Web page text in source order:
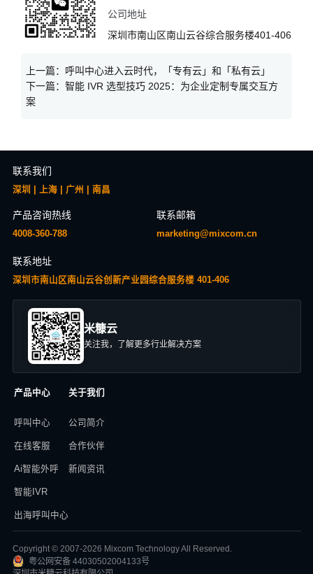
公司地址
深圳市南山区南山云谷综合服务楼401-406
上一篇： 呼叫中心进入云时代，「专有云」和「私有云」
下一篇： 智能 IVR 选型技巧 2025：为企业定制专属交互方
案​
联系我们
深圳 | 上海 | 广州 | 南昌
产品咨询热线
4008-360-788
联系邮箱
marketing@mixcom.cn
联系地址
深圳市南山区南山云谷创新产业园综合服务楼 401-406
米糠云
关注我，了解更多行业解决方案
产品中心
呼叫中心
在线客服
Ai智能外呼
智能IVR
出海呼叫中心
关于我们
公司简介
合作伙伴
新闻资讯
Copyright © 2007-2026 Mixcom Technology All Reserved.
粤公网安备 44030502004133号